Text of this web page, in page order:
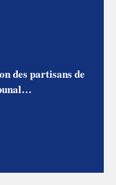
des partisans de